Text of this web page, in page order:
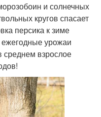
и солнечных
кругов спасает
персика к зиме
урожаи
среднем взрослое